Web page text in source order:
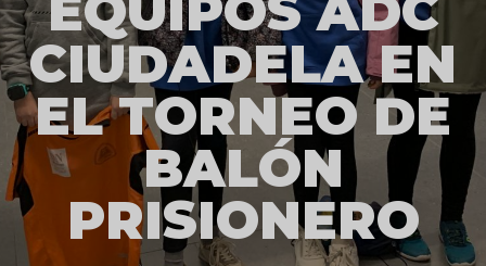
CIUDADELA EN
EL TORNEO DE
BALÓN
PRISIONERO